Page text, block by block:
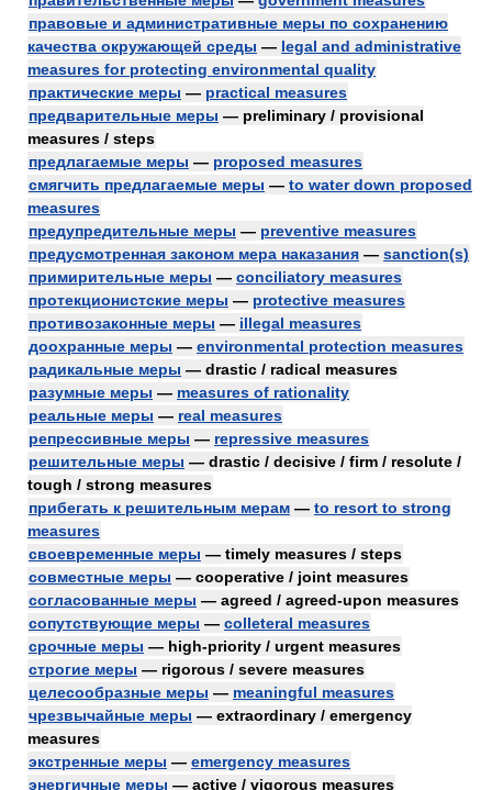
правовые и административные меры по сохранению
качества окружающей среды — legal and administrative
measures for protecting environmental quality
практические меры — practical measures
предварительные меры — preliminary / provisional
measures / steps
предлагаемые меры — proposed measures
смягчить предлагаемые меры — to water down proposed
measures
предупредительные меры — preventive measures
предусмотренная законом мера наказания — sanction(s)
примирительные меры — conciliatory measures
протекционистские меры — protective measures
противозаконные меры — illegal measures
доохранные меры — environmental protection measures
радикальные меры — drastic / radical measures
разумные меры — measures of rationality
реальные меры — real measures
репрессивные меры — repressive measures
решительные меры — drastic / decisive / firm / resolute /
tough / strong measures
прибегать к решительным мерам — to resort to strong
measures
своевременные меры — timely measures / steps
совместные меры — cooperative / joint measures
согласованные меры — agreed / agreed-upon measures
сопутствующие меры — colleteral measures
срочные меры — high-priority / urgent measures
строгие меры — rigorous / severe measures
целесообразные меры — meaningful measures
чрезвычайные меры — extraordinary / emergency
measures
экстренные меры — emergency measures
энергичные меры — active / vigorous measures